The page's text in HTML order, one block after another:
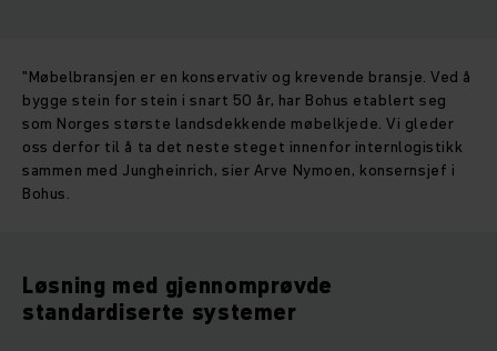
"Møbelbransjen er en konservativ og krevende bransje. Ved å
bygge stein for stein i snart 50 år, har Bohus etablert seg
som Norges største landsdekkende møbelkjede. Vi gleder
oss derfor til å ta det neste steget innenfor internlogistikk
sammen med Jungheinrich, sier Arve Nymoen, konsernsjef i
Bohus.
Løsning med gjennomprøvde
standardiserte systemer